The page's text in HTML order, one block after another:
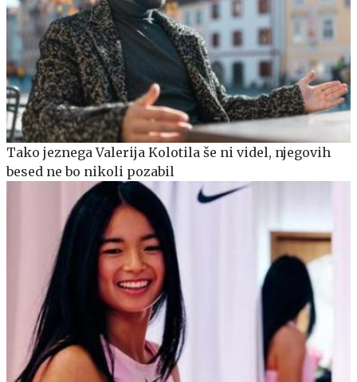
Tako jeznega Valerija Kolotila še ni videl, njegovih
besed ne bo nikoli pozabil